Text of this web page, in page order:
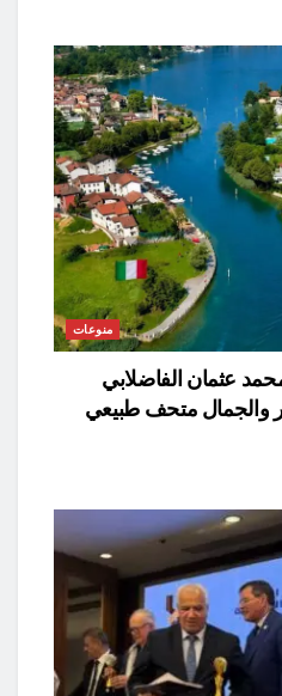
منوعات
عثمان الفاضلابي
والجمال متحف طبيعي